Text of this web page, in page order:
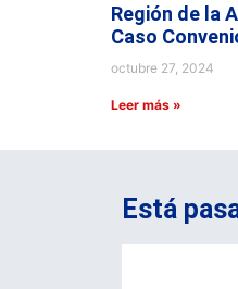
Región de la
Caso
octubre 27, 2024
Leer más »
Está